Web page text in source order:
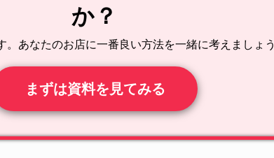
か？
。あなたのお店に一番良い方法を一緒に考えましょう
まずは資料を見てみる